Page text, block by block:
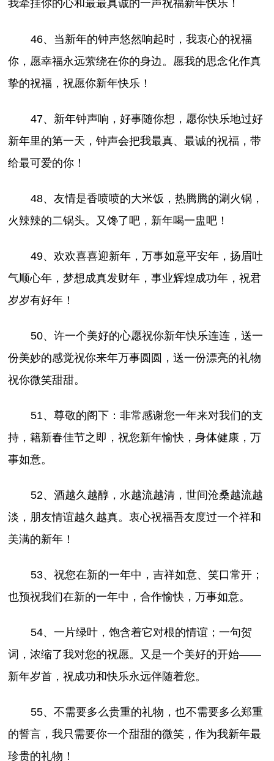
我牵挂你的心和最最真诚的一声祝福新年快乐！
46、当新年的钟声悠然响起时，我衷心的祝福
你，愿幸福永远萦绕在你的身边。愿我的思念化作真
挚的祝福，祝愿你新年快乐！
47、新年钟声响，好事随你想，愿你快乐地过好
新年里的第一天，钟声会把我最真、最诚的祝福，带
给最可爱的你！
48、友情是香喷喷的大米饭，热腾腾的涮火锅，
火辣辣的二锅头。又馋了吧，新年喝一盅吧！
49、欢欢喜喜迎新年，万事如意平安年，扬眉吐
气顺心年，梦想成真发财年，事业辉煌成功年，祝君
岁岁有好年！
50、许一个美好的心愿祝你新年快乐连连，送一
份美妙的感觉祝你来年万事圆圆，送一份漂亮的礼物
祝你微笑甜甜。
51、尊敬的阁下：非常感谢您一年来对我们的支
持，籍新春佳节之即，祝您新年愉快，身体健康，万
事如意。
52、酒越久越醇，水越流越清，世间沧桑越流越
淡，朋友情谊越久越真。衷心祝福吾友度过一个祥和
美满的新年！
53、祝您在新的一年中，吉祥如意、笑口常开；
也预祝我们在新的一年中，合作愉快，万事如意。
54、一片绿叶，饱含着它对根的情谊；一句贺
词，浓缩了我对您的祝愿。又是一个美好的开始――
新年岁首，祝成功和快乐永远伴随着您。
55、不需要多么贵重的礼物，也不需要多么郑重
的誓言，我只需要你一个甜甜的微笑，作为我新年最
珍贵的礼物！